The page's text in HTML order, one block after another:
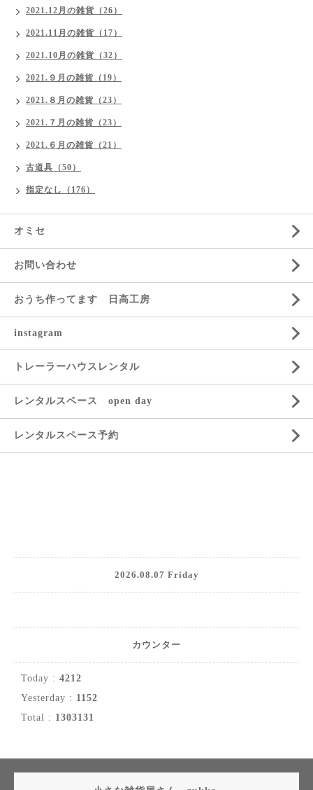
2021.12月の雑貨（26）
2021.11月の雑貨（17）
2021.10月の雑貨（32）
2021.９月の雑貨（19）
2021.８月の雑貨（23）
2021.７月の雑貨（23）
2021.６月の雑貨（21）
古道具（50）
指定なし（176）
オミセ
お問い合わせ
おうち作ってます 日高工房
instagram
トレーラーハウスレンタル
レンタルスペース open day
レンタルスペース予約
2026.08.07 Friday
カウンター
Today : 4212
Yesterday : 1152
Total : 1303131